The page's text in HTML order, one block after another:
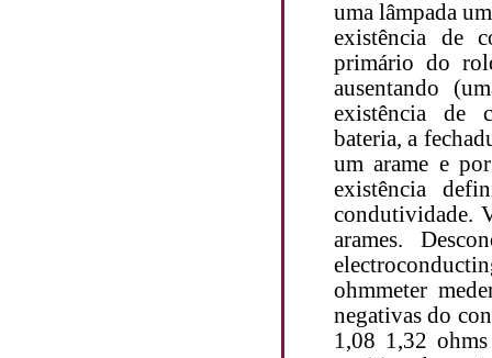
uma lâmpada
existência de
primário do
ausentando
existência de
bateria, a
um arame e
existência
condutividade.
arames.
ohmmeter
negativas do
1,08 1,32